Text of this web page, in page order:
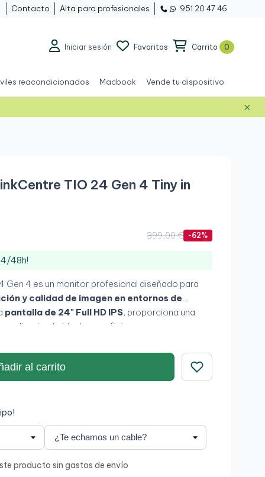
Contacto Alta para profesionales 951 20 47 46
Iniciar sesión Favoritos Carrito 0
reacondicionados Macbook Vende tu dispositivo
×
TIO 24 Gen 4 Tiny in
399,00 € -62%
48h!
Gen 4 es un monitor profesional diseñado para
y calidad de imagen en entornos de
pantalla de 24" Full HD IPS, proporciona una
siendo ideal para oficinas y
optimizadas.
al carrito
producto sin gastos de envío